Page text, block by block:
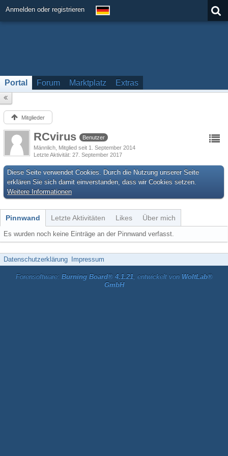
Anmelden oder registrieren
Portal Forum Marktplatz Extras
Mitglieder
RCvirus
Benutzer
Männlich Mitglied seit 1. September 2014
Letzte Aktivität 27. September 2017
Diese Seite verwendet Cookies. Durch die Nutzung unserer Seite
erklären Sie sich damit einverstanden, dass wir Cookies setzen.
Weitere Informationen
Pinnwand Letzte Aktivitäten Likes Über mich
Es wurden noch keine Einträge an der Pinnwand verfasst.
Datenschutzerklärung Impressum
Forensoftware: Burning Board® 4.1.21, entwickelt von WoltLab®
GmbH